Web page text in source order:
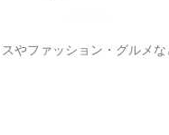
やファッション・グルメ